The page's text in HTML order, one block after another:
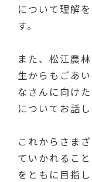
について理解
す。
また、松江農
生からもごあ
なさんに向け
についてお話し
これからさま
ていかれるこ
をともに目指